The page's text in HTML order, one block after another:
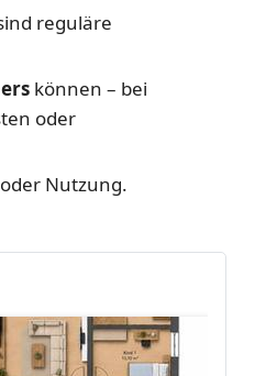
reguläre
können – bei
oder
Nutzung.